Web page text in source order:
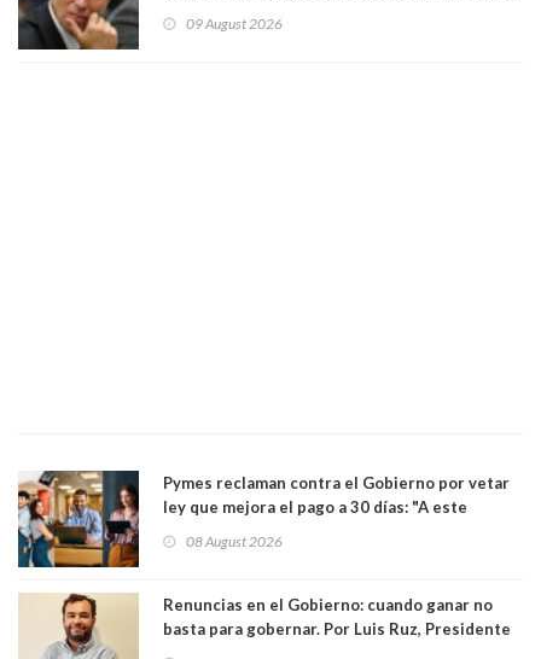
09 August 2026
Pymes reclaman contra el Gobierno por vetar
ley que mejora el pago a 30 días: "A este
medianas empresas"
08 August 2026
Renuncias en el Gobierno: cuando ganar no
basta para gobernar. Por Luis Ruz, Presidente